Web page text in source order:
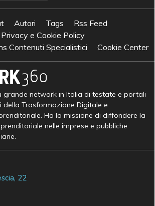
Autori Tags
Rss Feed
Privacy e Cookie Policy
Contenuti Specialistici
Cookie Center
grande network in Italia di testate e portali
della Trasformazione Digitale e
Ha la missione di diffondere la
nelle imprese e pubbliche
22